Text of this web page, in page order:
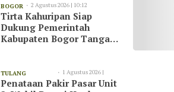
BOGOR 2 Agustus 2026 | 10:12
Tirta Kahuripan Siap
Dukung Pemerintah
Kabupaten Bogor Tangani
TULANG
BAWANG
1 Agustus 2026 |
23:03
Penataan Pakir Pasar Unit